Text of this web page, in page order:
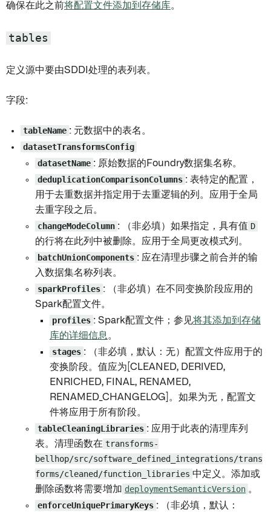
确保在此之前将配置文件添加到存储库。
tables
定义源中要由SDDI处理的表列表。
字段:
tableName : 元数据中的表名。
datasetTransformsConfig
datasetName : 原始数据的Foundry数据集名称。
deduplicationComparisonColumns : 表特定的配置，
用于去重数据并指定用于去重逻辑的列。应用于全局
去重字段之后。
changeModeColumn : （非必填）如果指定，具有值 D
的行将在此列中被删除。应用于全局更改模式列。
batchUnionComponents : 应在清理步骤之前合并的输
入数据集名称列表。
sparkProfiles : （非必填）在不同变换阶段应用的
Spark配置文件。
profiles : Spark配置文件；参见将其添加到存储
库的详细信息 。
stages : （非必填，默认：无）配置文件应用于的
变换阶段。值应为[CLEANED, DERIVED,
ENRICHED, FINAL, RENAMED,
RENAMED_CHANGELOG]。如果为无，配置文
件将应用于所有阶段。
tableCleaningLibraries : 应用于此表的清理库列
表。清理函数在 transforms-
bellhop/src/software_defined_integrations/trans
forms/cleaned/function_libraries 中定义。添加或
删除函数将需要增加 deploymentSemanticVersion 。
enforceUniquePrimaryKeys : （非必填，默认：